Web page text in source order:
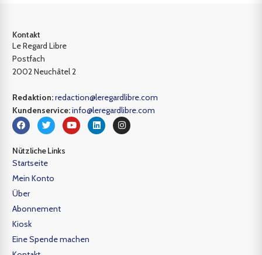
Kontakt
Le Regard Libre
Postfach
2002 Neuchâtel 2
Redaktion:redaction@leregardlibre.com
Kundenservice:info@leregardlibre.com
Nützliche Links
Startseite
Mein Konto
Über
Abonnement
Kiosk
Eine Spende machen